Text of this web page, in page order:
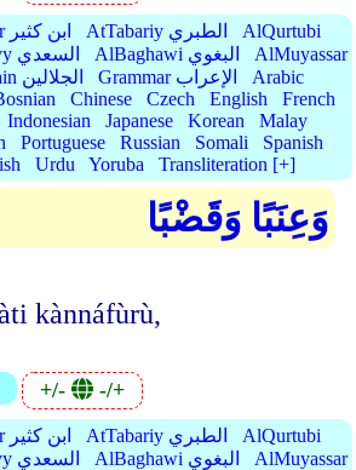
IbnKathir ابن كثير AtTabariy الطبري
AlQurtubi
AsSaadiyy السعدي AlBaghawi البغوي
AlMuyassar
AlJalalain الجلالين Grammar الإعراب
Arabic
Chinese Czech English
French
Indonesian Japanese Korean
Malay
Portuguese Russian Somali
Spanish
Urdu Yoruba Transliteration [+]
وَعِنَبًا وَقَضْبًا
kànnáfùrù,
+/- -/+
IbnKathir ابن كثير AtTabariy الطبري
AlQurtubi
AsSaadiyy السعدي AlBaghawi البغوي
AlMuyassar